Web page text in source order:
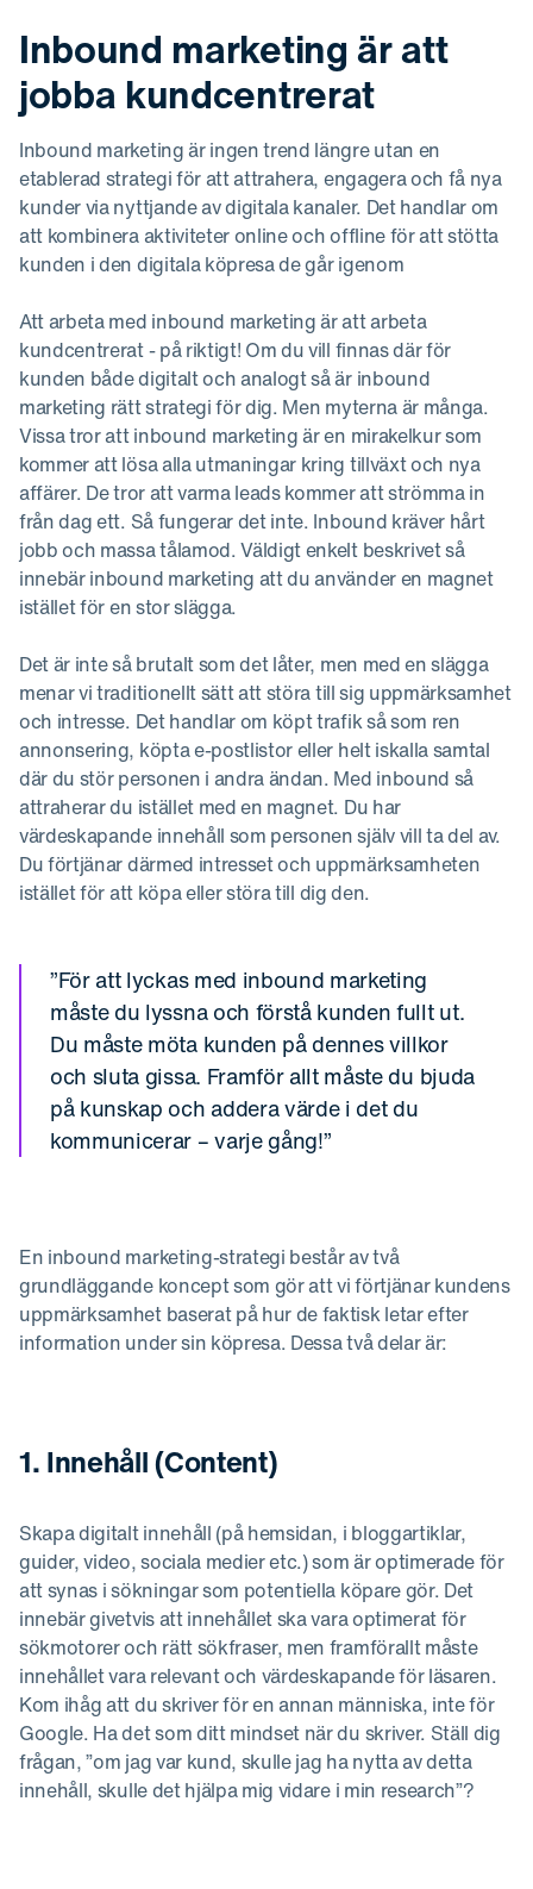
Inbound marketing är att
jobba kundcentrerat
Inbound marketing är ingen trend längre utan en
etablerad strategi för att attrahera, engagera och få nya
kunder via nyttjande av digitala kanaler. Det handlar om
att kombinera aktiviteter online och offline för att stötta
kunden i den digitala köpresa de går igenom
Att arbeta med inbound marketing är att arbeta
kundcentrerat - på riktigt! Om du vill finnas där för
kunden både digitalt och analogt så är inbound
marketing rätt strategi för dig. Men myterna är många.
Vissa tror att inbound marketing är en mirakelkur som
kommer att lösa alla utmaningar kring tillväxt och nya
affärer. De tror att varma leads kommer att strömma in
från dag ett. Så fungerar det inte. Inbound kräver hårt
jobb och massa tålamod. Väldigt enkelt beskrivet så
innebär inbound marketing att du använder en magnet
istället för en stor slägga.
Det är inte så brutalt som det låter, men med en slägga
menar vi traditionellt sätt att störa till sig uppmärksamhet
och intresse. Det handlar om köpt trafik så som ren
annonsering, köpta e-postlistor eller helt iskalla samtal
där du stör personen i andra ändan. Med inbound så
attraherar du istället med en magnet. Du har
värdeskapande innehåll som personen själv vill ta del av.
Du förtjänar därmed intresset och uppmärksamheten
istället för att köpa eller störa till dig den.
”För att lyckas med inbound marketing
måste du lyssna och förstå kunden fullt ut.
Du måste möta kunden på dennes villkor
och sluta gissa. Framför allt måste du bjuda
på kunskap och addera värde i det du
kommunicerar – varje gång!”
En inbound marketing-strategi består av två
grundläggande koncept som gör att vi förtjänar kundens
uppmärksamhet baserat på hur de faktisk letar efter
information under sin köpresa. Dessa två delar är:
1. Innehåll (Content)
Skapa digitalt innehåll (på hemsidan, i bloggartiklar,
guider, video, sociala medier etc.) som är optimerade för
att synas i sökningar som potentiella köpare gör. Det
innebär givetvis att innehållet ska vara optimerat för
sökmotorer och rätt sökfraser, men framförallt måste
innehållet vara relevant och värdeskapande för läsaren.
Kom ihåg att du skriver för en annan människa, inte för
Google. Ha det som ditt mindset när du skriver. Ställ dig
frågan, ”om jag var kund, skulle jag ha nytta av detta
innehåll, skulle det hjälpa mig vidare i min research”?